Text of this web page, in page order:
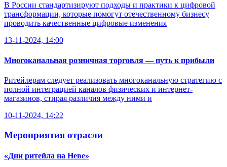
В России стандартизируют подходы и практики к цифровой
трансформации, которые помогут отечественному бизнесу
проводить качественные цифровые изменения
13-11-2024, 14:00
Многоканальная розничная торговля — путь к прибыли
Ритейлерам следует реализовать многоканальную стратегию с
полной интеграцией каналов физических и интернет-
магазинов, стирая различия между ними и
10-11-2024, 14:22
Мероприятия отрасли
«Дни ритейла на Неве»